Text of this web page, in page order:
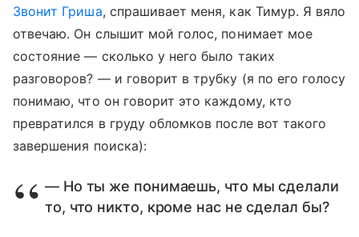
Звонит Гриша, спрашивает меня, как Тимур. Я вяло
отвечаю. Он слышит мой голос, понимает мое
состояние — сколько у него было таких
разговоров? — и говорит в трубку (я по его голосу
понимаю, что он говорит это каждому, кто
превратился в груду обломков после вот такого
завершения поиска):
— Но ты же понимаешь, что мы сделали
то, что никто, кроме нас не сделал бы?